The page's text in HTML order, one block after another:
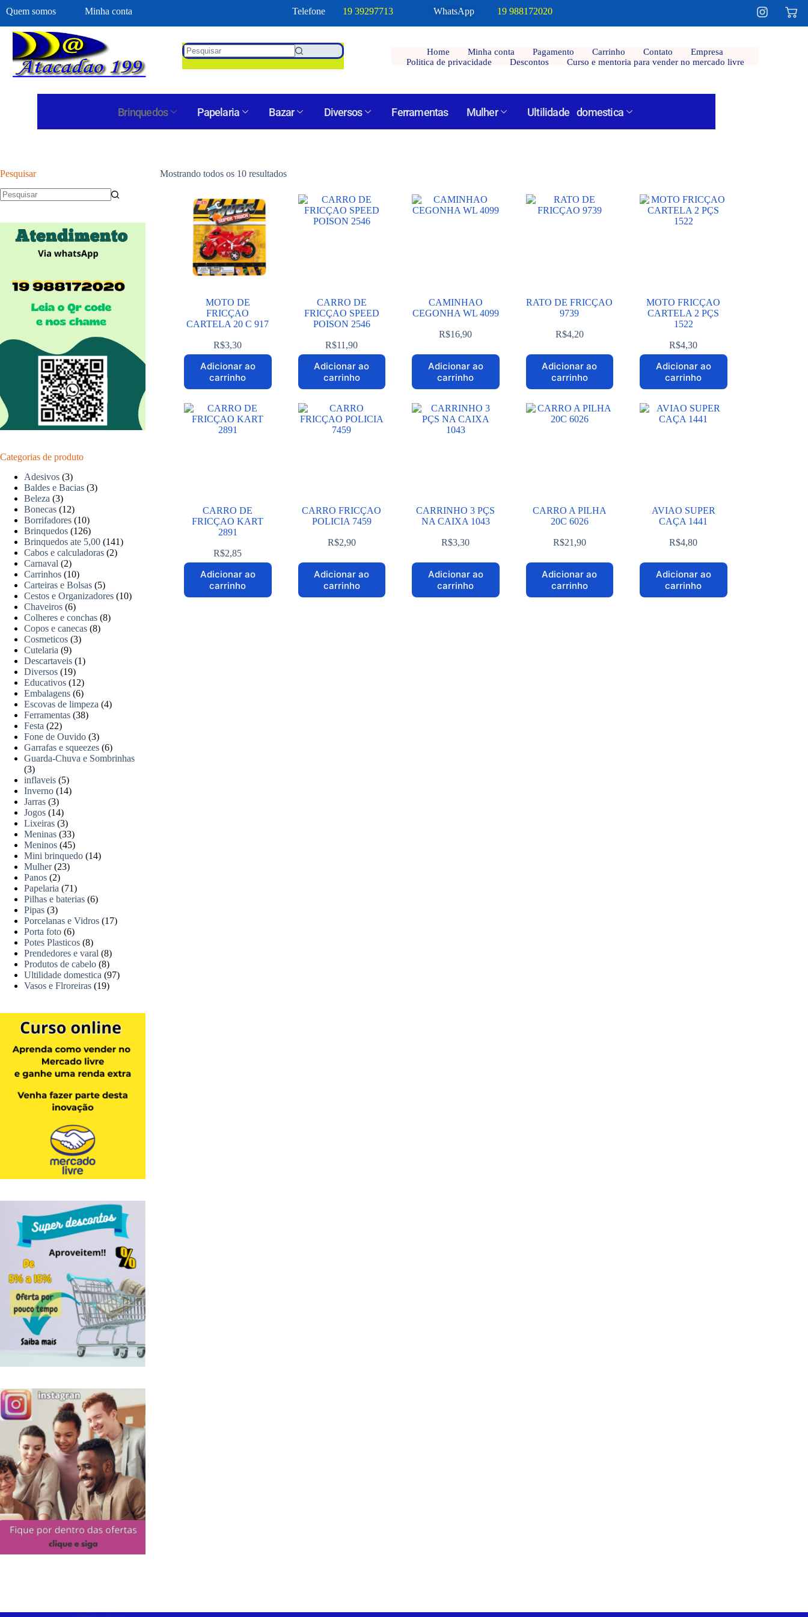
Quem somos Minha conta Telefone 19 39297713 WhatsApp 19 988172020
Home Minha conta Pagamento Carrinho Contato
Empresa
Politica de privacidade
Descontos Curso e mentoria para vender no mercado livre
Brinquedos Papelaria Bazar Diversos Ferramentas Mulher Ultilidade domestica
Mostrando todos os 10 resultados
MOTO DE
FRICÇAO
CARTELA 20 C 917
R$3,30
Adicionar ao
carrinho
CARRO DE
FRICÇAO SPEED
POISON 2546
R$11,90
Adicionar ao
carrinho
CAMINHAO
CEGONHA WL 4099
R$16,90
Adicionar ao
carrinho
RATO DE FRICÇAO
9739
R$4,20
Adicionar ao
carrinho
MOTO FRICÇAO
CARTELA 2 PÇS
1522
R$4,30
Adicionar ao
carrinho
CARRO DE
FRICÇAO KART
2891
R$2,85
Adicionar ao
carrinho
CARRO FRICÇAO
POLICIA 7459
R$2,90
Adicionar ao
carrinho
CARRINHO 3 PÇS
NA CAIXA 1043
R$3,30
Adicionar ao
carrinho
CARRO A PILHA
20C 6026
R$21,90
Adicionar ao
carrinho
AVIAO SUPER
CAÇA 1441
R$4,80
Adicionar ao
carrinho
Pesquisar
Categorias de produto
Adesivos (3)
Baldes e Bacias (3)
Beleza (3)
Bonecas (12)
Borrifadores (10)
Brinquedos (126)
Brinquedos ate 5,00 (141)
Cabos e calculadoras (2)
Carnaval (2)
Carrinhos (10)
Carteiras e Bolsas (5)
Cestos e Organizadores (10)
Chaveiros (6)
Colheres e conchas (8)
Copos e canecas (8)
Cosmeticos (3)
Cutelaria (9)
Descartaveis (1)
Diversos (19)
Educativos (12)
Embalagens (6)
Escovas de limpeza (4)
Ferramentas (38)
Festa (22)
Fone de Ouvido (3)
Garrafas e squeezes (6)
Guarda-Chuva e Sombrinhas
(3)
inflaveis (5)
Inverno (14)
Jarras (3)
Jogos (14)
Lixeiras (3)
Meninas (33)
Meninos (45)
Mini brinquedo (14)
Mulher (23)
Panos (2)
Papelaria (71)
Pilhas e baterias (6)
Pipas (3)
Porcelanas e Vidros (17)
Porta foto (6)
Potes Plasticos (8)
Prendedores e varal (8)
Produtos de cabelo (8)
Ultilidade domestica (97)
Vasos e Flroreiras (19)